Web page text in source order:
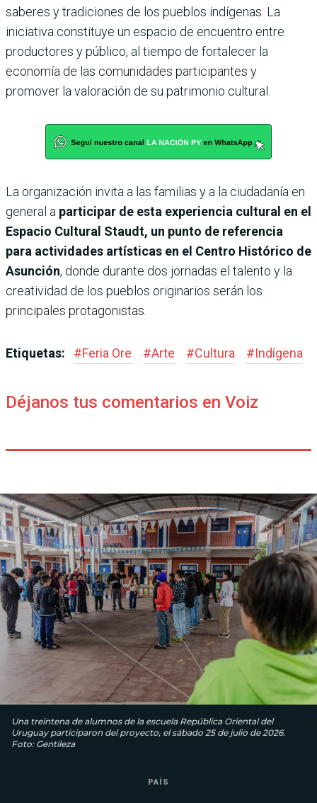
saberes y tradiciones de los pueblos indígenas. La
iniciativa constituye un espacio de encuentro entre
productores y público, al tiempo de fortalecer la
economía de las comunidades participantes y
promover la valoración de su patrimonio cultural.
La organización invita a las familias y a la ciudadanía en
general a participar de esta experiencia cultural en el
Espacio Cultural Staudt, un punto de referencia
para actividades artísticas en el Centro Histórico de
Asunción, donde durante dos jornadas el talento y la
creatividad de los pueblos originarios serán los
principales protagonistas.
Etiquetas: #Feria Ore #Arte #Cultura #Indígena
Déjanos tus comentarios en Voiz
Una treintena de alumnos de la escuela República Oriental del
Uruguay participaron del proyecto, el sábado 25 de julio de 2026.
Foto: Gentileza
PAÍS